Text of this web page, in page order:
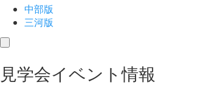
中部版
三河版
toggle
見学会イベント情報